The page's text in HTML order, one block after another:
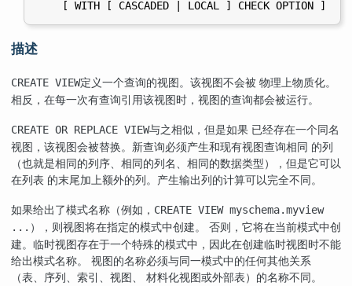
描述
CREATE VIEW定义一个查询的视图。该视图不会被 物理上物质化。
相反，在每一次有查询引用该视图时，视图的查询都会被运行。
CREATE OR REPLACE VIEW与之相似，但是如果 已经存在一个同名
视图，该视图会被替换。新查询必须产生和现有视图查询相同 的列
（也就是相同的列序、相同的列名、相同的数据类型），但是它可以
在列表 的末尾加上额外的列。产生输出列的计算可以完全不同。
如果给出了模式名称（例如， CREATE VIEW myschema.myview
... ），则视图将在指定的模式中创建。 否则，它将在当前模式中创
建。临时视图存在于一个特殊的模式中，因此在创建临时视图时不能
给出模式名称。 视图的名称必须与同一模式中的任何其他关系
（表、序列、索引、视图、 材料化视图或外部表）的名称不同。